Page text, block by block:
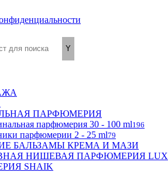
ПАРФЮМЕРИЯ
парфюмерия 30 - 100 ml196
парфюмерии 2 - 25 ml79
БАЛЬЗАМЫ КРЕМА И МАЗИ
НИШЕВАЯ ПАРФЮМЕРИЯ LUX
SHAIK